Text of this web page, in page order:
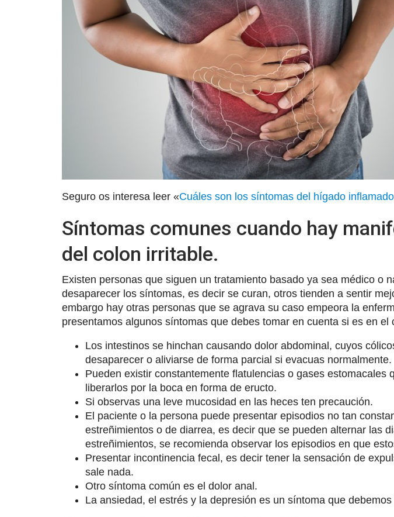
Seguro os interesa leer «Cuáles son los síntomas del hígado inflamado
Síntomas comunes cuando hay
del colon irritable.
Existen personas que siguen un tratamiento basado ya sea médico o
desaparecer los síntomas, es decir se curan, otros tienden a sentir
embargo hay otras personas que se agrava su caso empeora la
presentamos algunos síntomas que debes tomar en cuenta si es en el
Los intestinos se hinchan causando dolor abdominal, cuyos
desaparecer o aliviarse de forma parcial si evacuas normalmente.
Pueden existir constantemente flatulencias o gases estomacales
liberarlos por la boca en forma de eructo.
Si observas una leve mucosidad en las heces ten precaución.
El paciente o la persona puede presentar episodios no tan
estreñimientos o de diarrea, es decir que se pueden alternar las
estreñimientos, se recomienda observar los episodios en que
Presentar incontinencia fecal, es decir tener la sensación de
sale nada.
Otro síntoma común es el dolor anal.
La ansiedad, el estrés y la depresión es un síntoma que